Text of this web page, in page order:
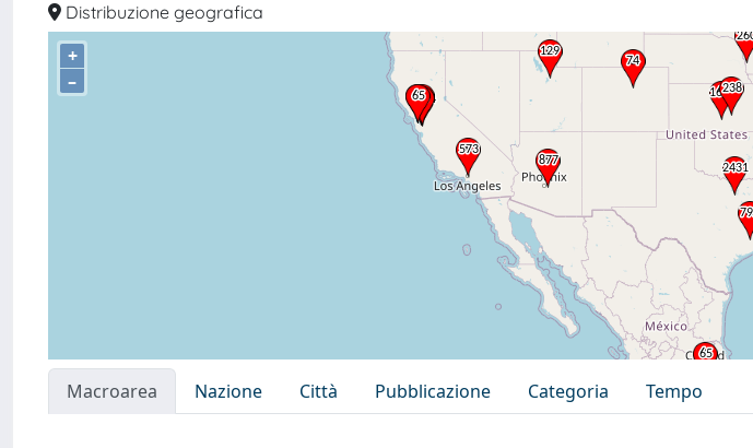
Distribuzione geografica
+
–
Macroarea Nazione Città Pubblicazione Categoria
Tempo